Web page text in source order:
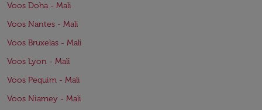
Voos Doha - Mali
Voos Nantes - Mali
Voos Bruxelas - Mali
Voos Lyon - Mali
Voos Pequim - Mali
Voos Niamey - Mali